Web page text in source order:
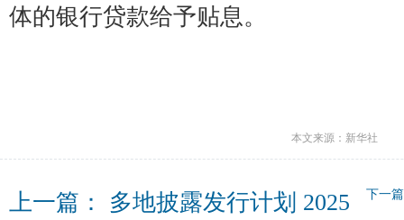
体的银行贷款给予贴息。
本文来源：新华社
下一
上一篇： 多地披露发行计划 2025